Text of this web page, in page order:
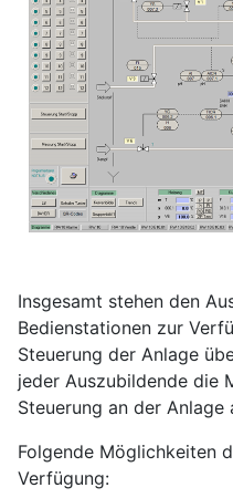
Insgesamt stehen den
Bedienstationen zur
Steuerung der Anlage
jeder Auszubildende die
Steuerung an der Anlage
Folgende Möglichkeiten
Verfügung: